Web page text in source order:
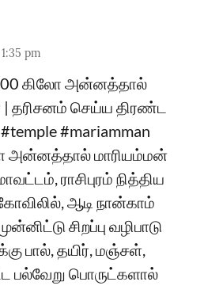
pm
200 கிலோ அன்னத்தால்
தரிசனம் செய்ய திரண்ட
#mariamman
அன்னத்தால் மாரியம்மன்
ராசிபுரம் நித்திய
ஆடி நான்காம்
சிறப்பு வழிபாடு
பால், தயிர், மஞ்சள்,
பல்வேறு பொருட்களால்